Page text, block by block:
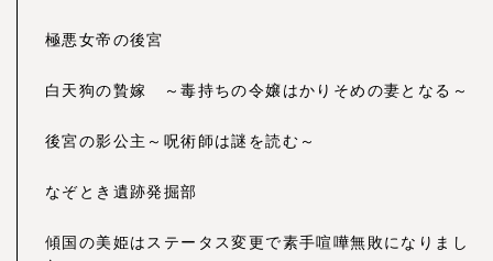
極悪女帝の後宮
白天狗の贄嫁 ～毒持ちの令嬢はかりそめの妻となる～
後宮の影公主～呪術師は謎を読む～
なぞとき遺跡発掘部
傾国の美姫はステータス変更で素手喧嘩無敗になりまし